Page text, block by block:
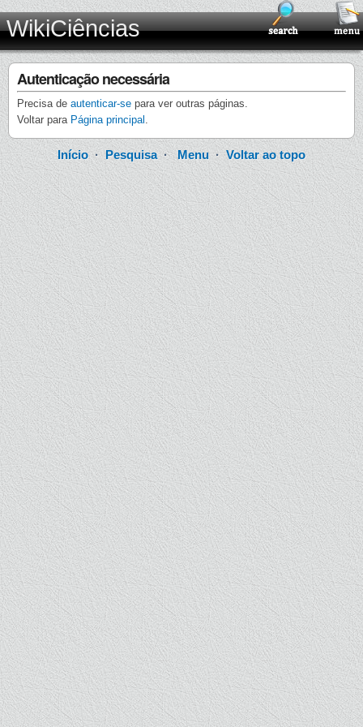
WikiCiências
Autenticação necessária
Precisa de autenticar-se para ver outras páginas.
Voltar para Página principal .
Início · Pesquisa·Menu ·Voltar ao topo